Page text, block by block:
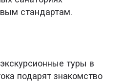
стандартам.
туры в
подарят знакомство